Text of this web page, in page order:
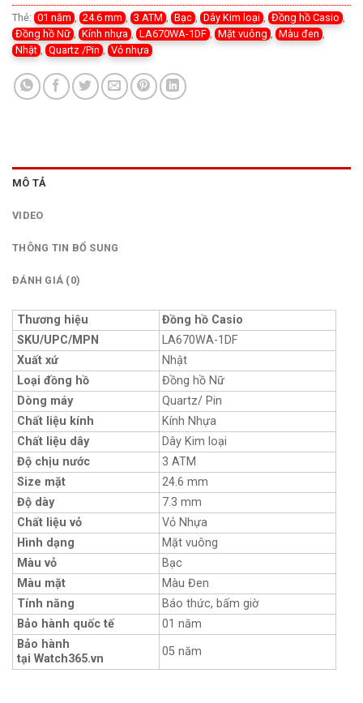
Thẻ: 01 năm , 24.6 mm , 3 ATM , Bạc , Dây Kim loại , Đồng hồ Casio ,
Đồng hồ Nữ , Kính nhựa , LA670WA-1DF , Mặt vuông , Màu đen ,
Nhật , Quartz /Pin , Vỏ nhựa
MÔ TẢ
VIDEO
THÔNG TIN BỔ SUNG
ĐÁNH GIÁ (0)
Thương hiệu
Đồng hồ Casio
SKU/UPC/MPN
LA670WA-1DF
Xuất xứ
Nhật
Loại đồng hồ
Đồng hồ Nữ
Dòng máy
Quartz/ Pin
Chất liệu kính
Kính Nhựa
Chất liệu dây
Dây Kim loại
Độ chịu nước
3 ATM
Size mặt
24.6 mm
Độ dày
7.3 mm
Chất liệu vỏ
Vỏ Nhựa
Hình dạng
Mặt vuông
Màu vỏ
Bạc
Màu mặt
Màu Đen
Tính năng
Báo thức, bấm giờ
Bảo hành quốc tế
01 năm
Bảo hành
tại Watch365.vn
05 năm